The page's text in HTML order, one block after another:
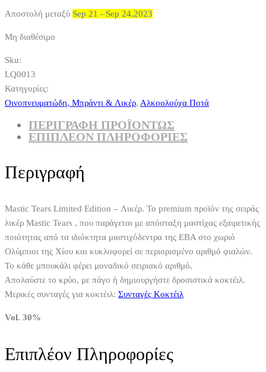
Αποστολή μεταξύ Sep 21 - Sep 24,2023
Μη διαθέσιμο
Sku:
LQ0013
Κατηγορίες:
Οινοπνευματώδη, Μπράντι & Λικέρ, Αλκοολούχα Ποτά
ΠΕΡΙΓΡΑΦΗ ΠΡΟΪΟΝΤΩΣ
ΕΠΙΠΛΈΟΝ ΠΛΗΡΟΦΟΡΊΕΣ
Περιγραφή
Mastic Tears Limited Edition – Λικέρ. Το premium προϊόν της σειράς
λικέρ Mastic Tears , που παράγεται με απόσταξη μαστίχας εξαιρετικής
ποιότητας από τα ιδιόκτητα μαστιχόδεντρα της ΕΒΑ στο χωριό
Ολύμπιοι της Χίου και κυκλοφορεί σε περιορισμένο αριθμό φιαλών.
Το κάθε μπουκάλι φέρει μοναδικό σειριακό αριθμό.
Απολαύστε το κρύο, με πάγο ή δημιουργήστε δροσιστικά κοκτέιλ.
Μερικές συνταγές για κοκτέιλ: Συνταγές Κοκτέιλ
Vol. 30%
Επιπλέον Πληροφορίες